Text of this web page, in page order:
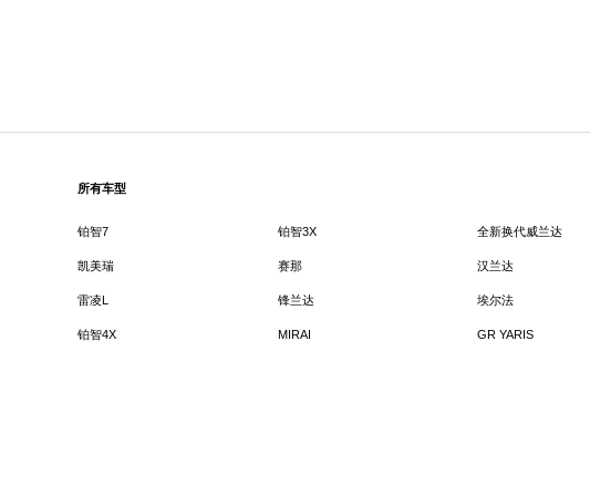
所有车型
铂智7 铂智3X 全新换代威兰达
凯美瑞 赛那 汉兰达
雷凌L 锋兰达 埃尔法
铂智4X MIRAI GR YARIS